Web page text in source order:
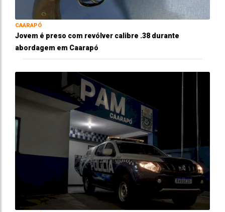
CAARAPÓ
Jovem é preso com revólver calibre .38 durante
abordagem em Caarapó